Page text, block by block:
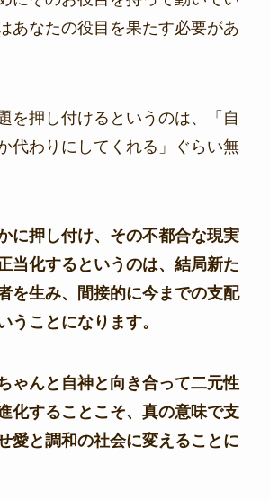
あなたの役目を果たす必要があ
を押し付けるというのは、「自
代わりにしてくれる」ぐらい無
に押し付け、その不都合な現実
当化するというのは、結局新た
を生み、間接的に今までの支配
うことになります。
ゃんと自神と向き合って二元性
化することこそ、真の意味で支
愛と調和の社会に変えることに